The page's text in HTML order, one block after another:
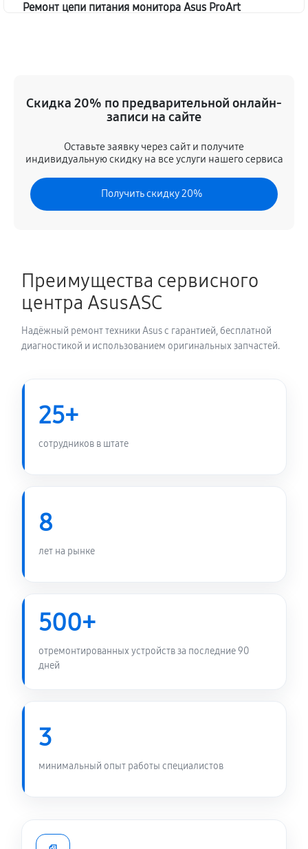
Ремонт цепи питания монитора Asus ProArt
630 руб 60 минут
1260 руб 60 минут
Ремонт блока управления
630 руб 60 минут
Замена электронных компонентов
1710 руб 60 минут
Скидка 20% по предварительной онлайн-
записи на сайте
Оставьте заявку через сайт и получите
индивидуальную скидку на все услуги нашего сервиса
Получить скидку 20%
Преимущества сервисного
центра AsusASC
Надёжный ремонт техники Asus с гарантией, бесплатной
диагностикой и использованием оригинальных запчастей.
25+
сотрудников в штате
8
лет на рынке
500+
отремонтированных устройств за последние 90
дней
3
минимальный опыт работы специалистов